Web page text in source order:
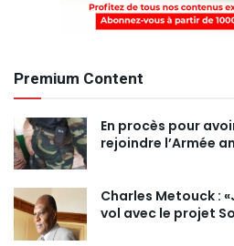
Premium Content
En procès pour
rejoindre l’Armée
Charles Metouck :
vol avec le projet